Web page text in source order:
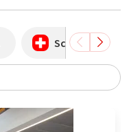
Schweiz